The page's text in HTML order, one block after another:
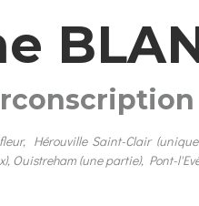
Hérouville Saint-Clair
Ouistreham (une partie), Pont-